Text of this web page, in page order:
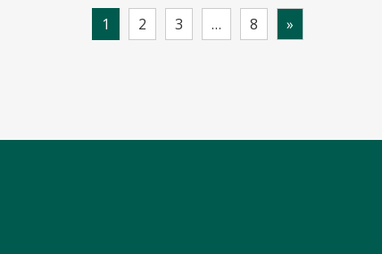
1 2 3 … 8 »